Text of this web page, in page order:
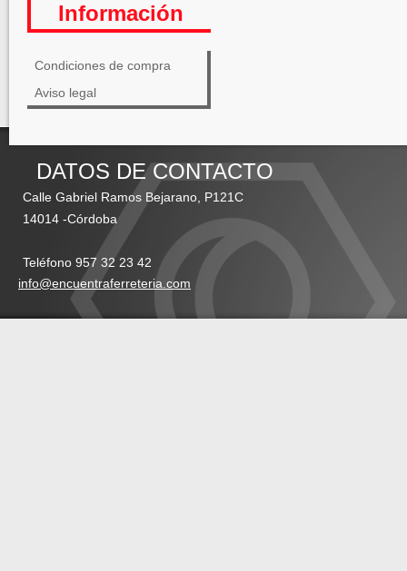
Información
Condiciones de compra
Aviso legal
DATOS DE CONTACTO
Calle Gabriel Ramos Bejarano, P121C
14014 -Córdoba
Teléfono 957 32 23 42
info@encuentraferreteria.com